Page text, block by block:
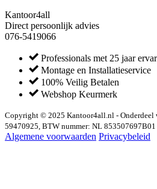
Kantoor4all
Direct persoonlijk advies
076-5419066
Professionals met 25 jaar
Montage en Installatieservice
100% Veilig Betalen
Webshop Keurmerk
Copyright © 2025 Kantoor4all.nl - Onderdeel
59470925, BTW nummer: NL 853507697B01
Algemene voorwaarden Privacybeleid